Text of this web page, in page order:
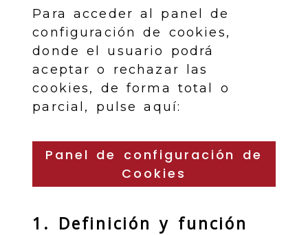
Para acceder al panel de
configuración de cookies,
donde el usuario podrá
aceptar o rechazar las
cookies, de forma total o
parcial, pulse aquí:
Panel de configuración de
Cookies
1. Definición y función